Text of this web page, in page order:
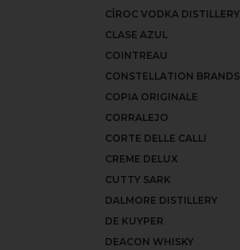
CÎROC VODKA DISTILLERY
CLASE AZUL
COINTREAU
CONSTELLATION BRANDS
COPIA ORIGINALE
CORRALEJO
CORTE DELLE CALLI
CREME DELUX
CUTTY SARK
DALMORE DISTILLERY
DE KUYPER
DEACON WHISKY